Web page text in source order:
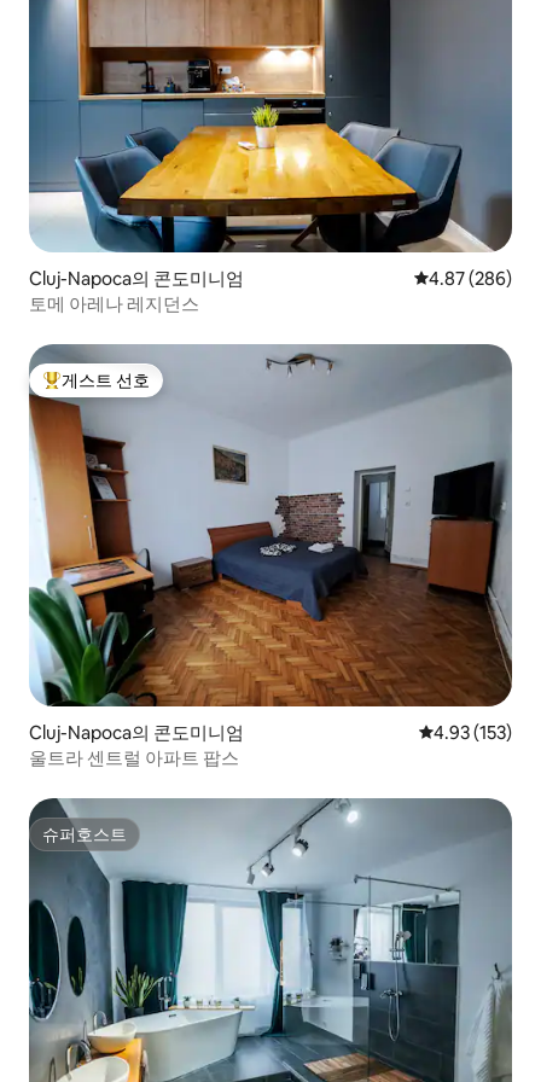
Cluj-Napoca의 콘도미니엄 평점 4.87점(5
4.87 (286)
토메 아레나 레지던스
상위 게스트 선호
게스트 선호
Cluj-Napoca의 콘도미니엄 평점 4.93점(5
4.93 (153)
울트라 센트럴 아파트 팝스
슈퍼호스트
슈퍼호스트